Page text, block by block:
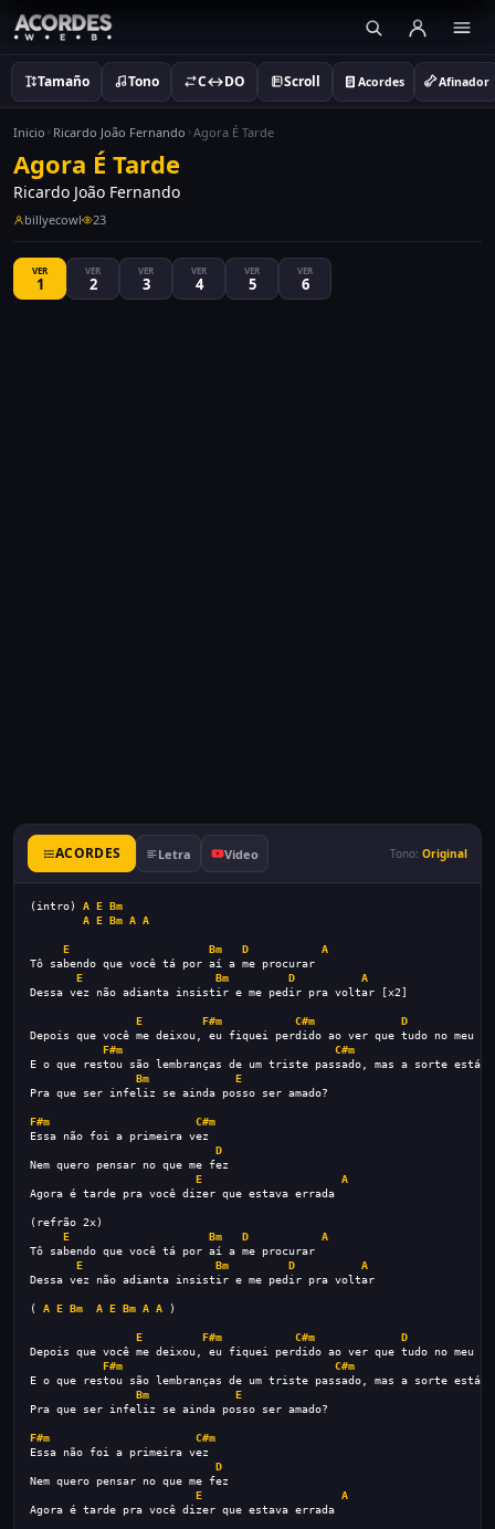
Tamaño Tono C↔DO Scroll Acordes Afinador
Inicio Ricardo João Fernando Agora É Tarde
Agora É Tarde
Ricardo João Fernando
billyecowl 23
VER
1
VER
2
VER
3
VER
4
VER
5
VER
6
ACORDES Letra Video Tono: Original
(intro) A E Bm
A E Bm A A
E Bm D
A
Tô sabendo que você tá por aí a me procurar
E
Bm D
A
Dessa vez não adianta insistir e me pedir pra voltar [x2]
E F#m C#m D
Depois que você me deixou, eu fiquei perdido ao ver que tudo no meu
F#m
C#m
E o que restou são lembranças de um triste passado, mas a sorte está
Bm
E
Pra que ser infeliz se ainda posso ser amado?
F#m
C#m
Essa não foi a primeira vez
D
Nem quero pensar no que me fez
E
A
Agora é tarde pra você dizer que estava errada
(refrão 2x)
E
Bm D
A
Tô sabendo que você tá por aí a me procurar
E
Bm D
A
Dessa vez não adianta insistir e me pedir pra voltar
( A E Bm A E Bm A A )
E F#m C#m D
Depois que você me deixou, eu fiquei perdido ao ver que tudo no meu
F#m
C#m
E o que restou são lembranças de um triste passado, mas a sorte está
Bm
E
Pra que ser infeliz se ainda posso ser amado?
F#m
C#m
Essa não foi a primeira vez
D
Nem quero pensar no que me fez
E
A
Agora é tarde pra você dizer que estava errada